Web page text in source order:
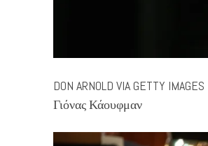
DON ARNOLD VIA GETTY IMAGES
Γιόνας Κάουφμαν